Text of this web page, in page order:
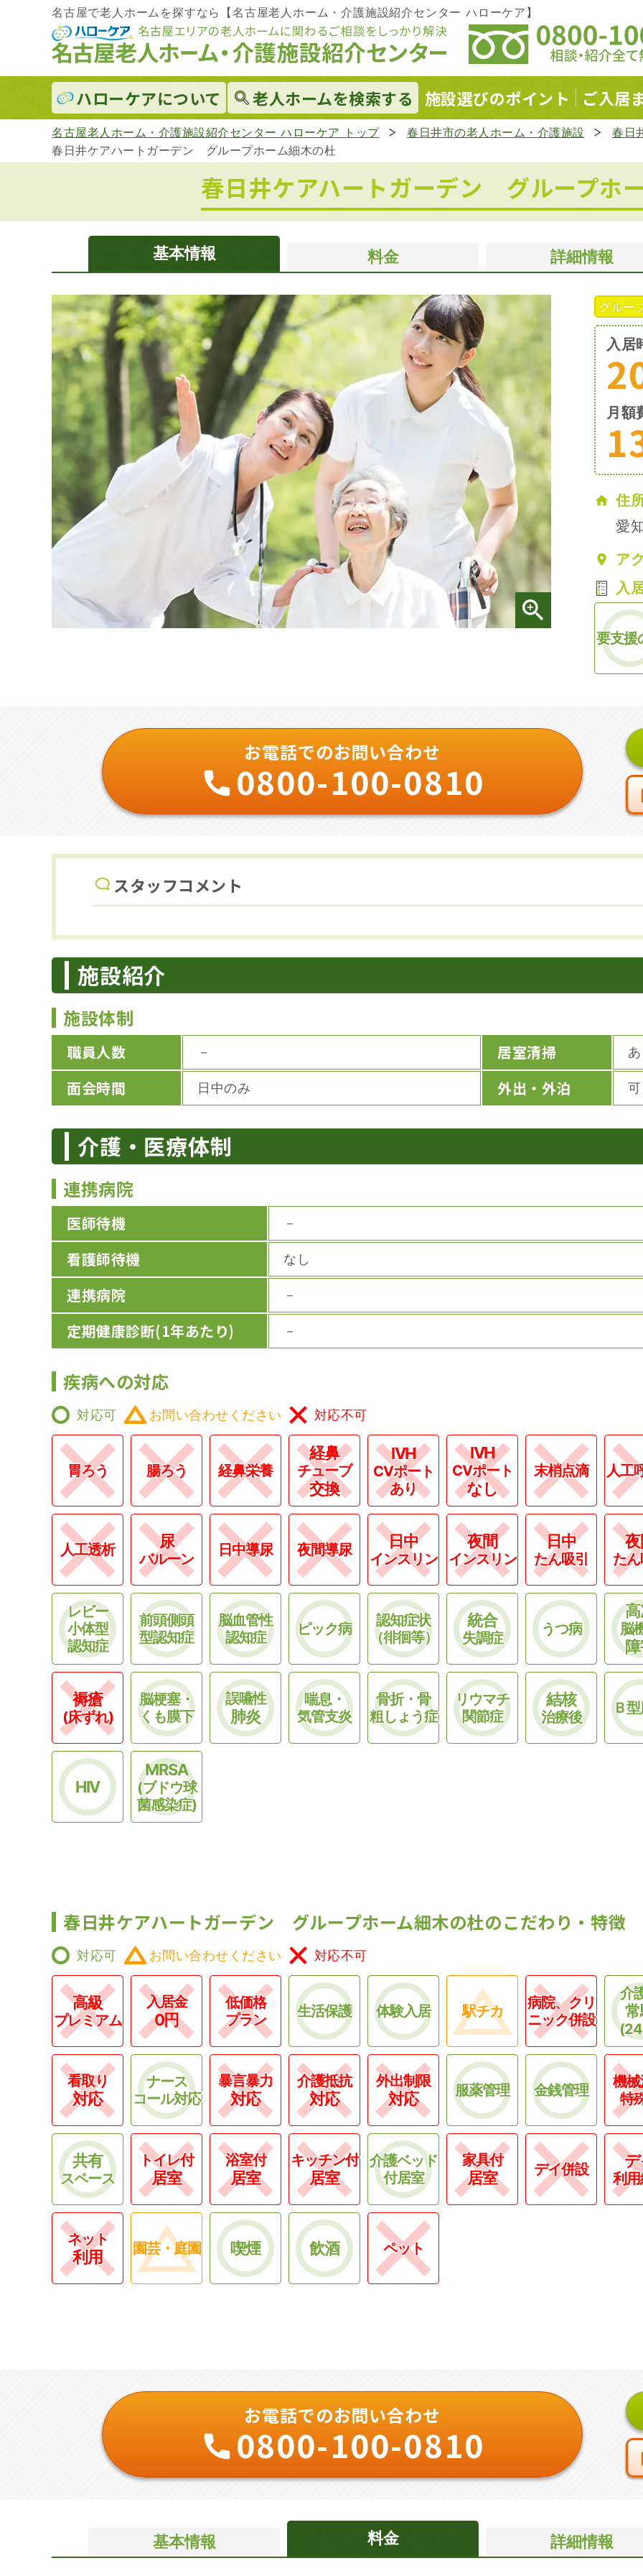
名古屋で老人ホームを探すなら【名古屋老人ホーム・介護施設紹介センター ハローケア】
ハローケアについて 老人ホームを検索する 施設選びのポイント ご入居
名古屋老人ホーム・介護施設紹介センター ハローケア トップ 春日井市の老人ホーム・介護施設
春日
春日井ケアハートガーデン グループホーム細木の杜
春日井ケアハートガーデン グループホ
基本情報 料金 詳細情報
グルー
入居
月額
住
愛
ア
入
要支援
お電話でのお問い合わせ
0800-100-0810
スタッフコメント
施設紹介
施設体制
職員人数 － 居室清掃
面会時間 日中のみ 外出・外泊 可
介護・医療体制
連携病院
医師待機 －
看護師待機 なし
連携病院 －
定期健康診断(1年あたり) －
疾病への対応
対応可 お問い合わせください 対応不可
胃ろう 腸ろう 経鼻栄養
経鼻
チューブ
交換
IVH
CVポート
あり
IVH
CVポート
なし
末梢点滴 人工
人工透析 尿
バルーン
日中導尿 夜間導尿 日中
インスリン
夜間
インスリン
日中
たん吸引 た
レビー
小体型
認知症
前頭側頭
型認知症
脳血管性
認知症
ピック病
認知症状
（徘徊等）
統合
失調症
うつ病 脳
褥瘡
(床ずれ)
脳梗塞・
くも膜下
誤嚥性
肺炎
喘息・
気管支炎
骨折・骨
粗しょう症
リウマチ
関節症
結核
治療後
Ｂ
HIV
MRSA
(ブドウ球
菌感染症)
春日井ケアハートガーデン グループホーム細木の杜のこだわり・特徴
対応可 お問い合わせください 対応不可
高級
プレミアム
入居金
0円
低価格
プラン
生活保護 体験入居 駅チカ
病院、クリ
ニック併設
介
看取り
対応
ナース
コール対応
暴言暴力
対応
介護抵抗
対応
外出制限
対応 服薬管理 金銭管理
機
特
共有
スペース
トイレ付
居室
浴室付
居室
キッチン付
居室
介護ベッド
付居室
家具付
居室 デイ併設
利
ネット
利用 園芸・庭園 喫煙 飲酒 ペット
お電話でのお問い合わせ
0800-100-0810
基本情報 料金 詳細情報